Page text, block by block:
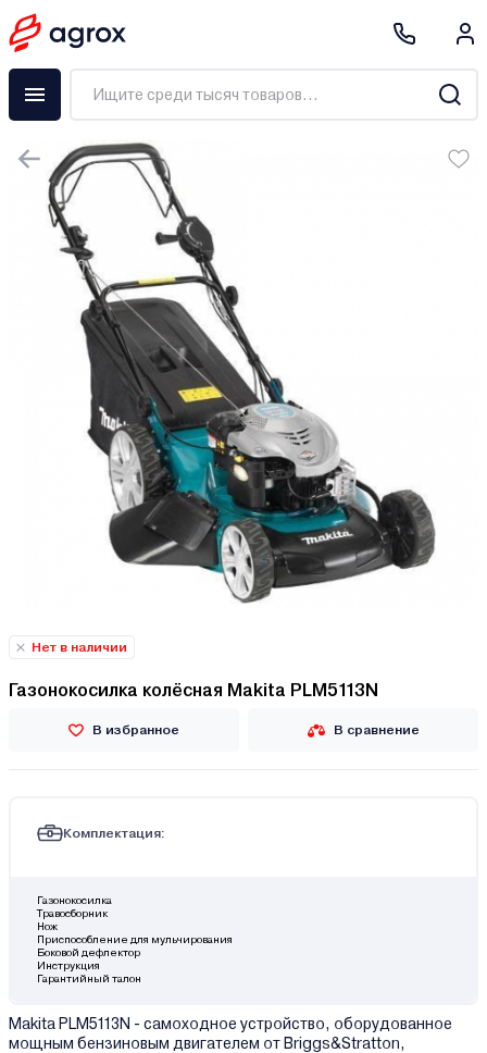
Нет в наличии
Газонокосилка колёсная Makita PLM5113N
В избранное В сравнение
Комплектация:
Газонокосилка
Травосборник
Нож
Приспособление для мульчирования
Боковой дефлектор
Инструкция
Гарантийный талон
Makita PLM5113N - самоходное устройство, оборудованное
мощным бензиновым двигателем от Briggs&Stratton,